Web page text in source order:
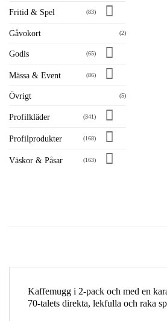
Fritid & Spel (83)
Gåvokort (2)
Godis (65)
Mässa & Event (86)
Övrigt (5)
Profilkläder (341)
Profilprodukter (168)
Väskor & Påsar (163)
Kaffemugg i 2-pack och med en
70-talets direkta, lekfulla och raka